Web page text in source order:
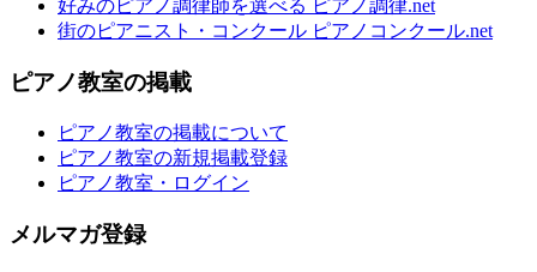
好みのピアノ調律師を選べる ピアノ調律.net
街のピアニスト・コンクール ピアノコンクール.net
ピアノ教室の掲載
ピアノ教室の掲載について
ピアノ教室の新規掲載登録
ピアノ教室・ログイン
メルマガ登録